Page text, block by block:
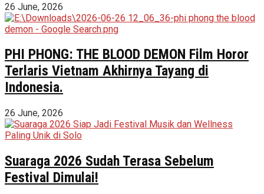
26 June, 2026
PHI PHONG: THE BLOOD DEMON Film Horor
Terlaris Vietnam Akhirnya Tayang di
Indonesia.
26 June, 2026
Suaraga 2026 Sudah Terasa Sebelum
Festival Dimulai!